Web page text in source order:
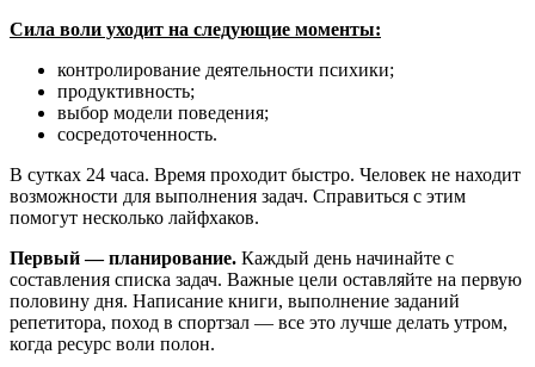
Сила воли уходит на следующие моменты:
контролирование деятельности психики;
продуктивность;
выбор модели поведения;
сосредоточенность.
В сутках 24 часа. Время проходит быстро. Человек не находит
возможности для выполнения задач. Справиться с этим
помогут несколько лайфхаков.
Первый — планирование. Каждый день начинайте с
составления списка задач. Важные цели оставляйте на первую
половину дня. Написание книги, выполнение заданий
репетитора, поход в спортзал — все это лучше делать утром,
когда ресурс воли полон.